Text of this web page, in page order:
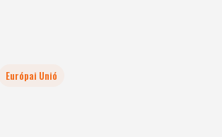
Európai Unió